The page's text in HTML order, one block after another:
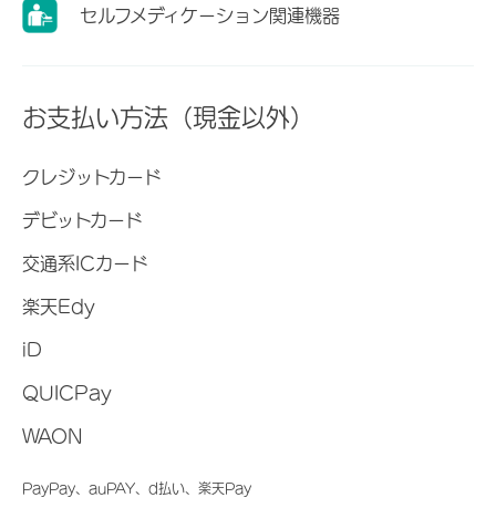
セルフメディケーション関連機器
お支払い方法（現金以外）
クレジットカード
デビットカード
交通系ICカード
楽天Edy
iD
QUICPay
WAON
PayPay、auPAY、d払い、楽天Pay